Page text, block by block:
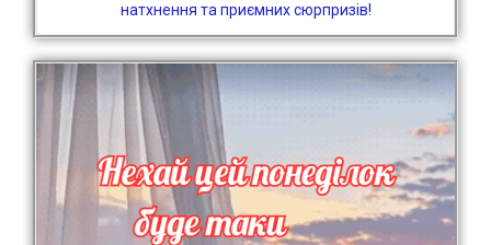
натхнення та приємних сюрпризів!